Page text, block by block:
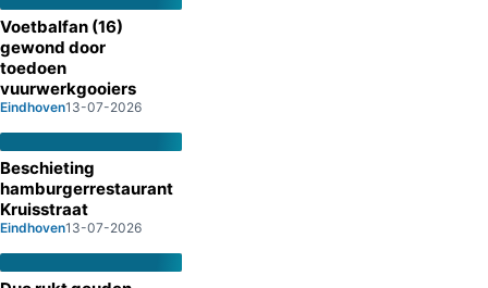
Voetbalfan (16)
gewond door
toedoen
vuurwerkgooiers
Eindhoven13-07-2026
Beschieting
hamburgerrestaurant
Kruisstraat
Eindhoven13-07-2026